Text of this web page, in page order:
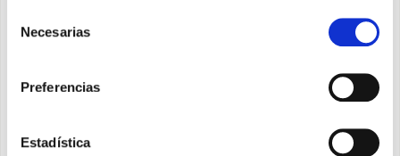
Necesarias
Preferencias
Estadística
REGISTRO